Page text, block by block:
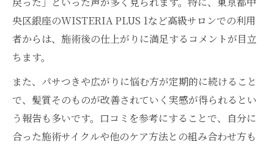
央区銀座のWISTERIA PLUS 1など高級サロンでの利用
者からは、施術後の仕上がりに満足するコメントが目立
ちます。
また、パサつきや広がりに悩む方が定期的に続けること
で、髪質そのものが改善されていく実感が得られるとい
う報告も多いです。口コミを参考にすることで、自分に
合った施術サイクルや他のケア方法との組み合わせ方も